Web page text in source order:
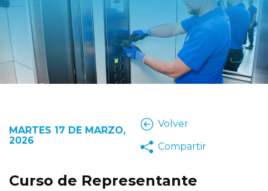
MARTES 17 DE MARZO,
2026
Volver
Compartir
Curso de Representante